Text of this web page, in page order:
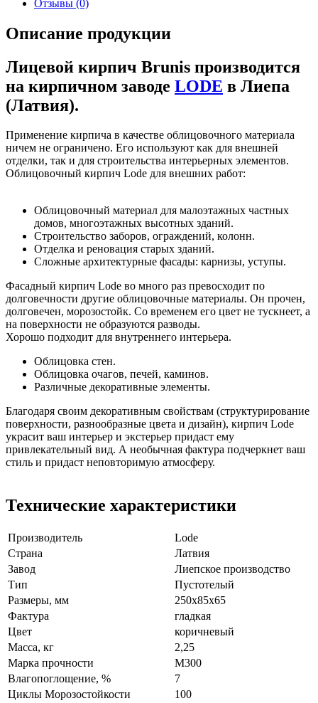
Отзывы (0)
Описание продукции
Лицевой кирпич Brunis производится
на кирпичном заводе LODE в Лиепа
(Латвия).
Применение кирпича в качестве облицовочного материала
ничем не ограничено. Его используют как для внешней
отделки, так и для строительства интерьерных элементов.
Облицовочный кирпич Lode для внешних работ:
Облицовочный материал для малоэтажных частных
домов, многоэтажных высотных зданий.
Строительство заборов, ограждений, колонн.
Отделка и реновация старых зданий.
Сложные архитектурные фасады: карнизы, уступы.
Фасадный кирпич Lode во много раз превосходит по
долговечности другие облицовочные материалы. Он прочен,
долговечен, морозостойк. Со временем его цвет не тускнеет, а
на поверхности не образуются разводы.
Хорошо подходит для внутреннего интерьера.
Облицовка стен.
Облицовка очагов, печей, каминов.
Различные декоративные элементы.
Благодаря своим декоративным свойствам (структурирование
поверхности, разнообразные цвета и дизайн), кирпич Lode
украсит ваш интерьер и экстерьер придаст ему
привлекательный вид. А необычная фактура подчеркнет ваш
стиль и придаст неповторимую атмосферу.
Технические характеристики
Производитель
Lode
Страна
Латвия
Завод
Лиепское производство
Тип
Пустотелый
Размеры, мм
250x85x65
Фактура
гладкая
Цвет
коричневый
Масса, кг
2,25
Марка прочности
M300
Влагопоглощение, %
7
Циклы Морозостойкости
100